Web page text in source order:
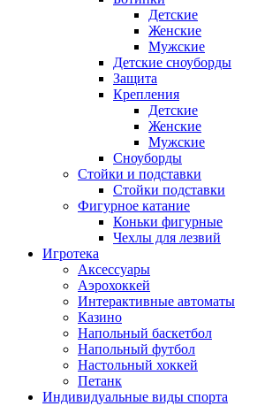
Детские
Женские
Мужские
Детские сноуборды
Защита
Крепления
Детские
Женские
Мужские
Сноуборды
Стойки и подставки
Cтойки подставки
Фигурное катание
Коньки фигурные
Чехлы для лезвий
Игротека
Аксессуары
Аэрохоккей
Интерактивные автоматы
Казино
Напольный баскетбол
Напольный футбол
Настольный хоккей
Петанк
Индивидуальные виды спорта